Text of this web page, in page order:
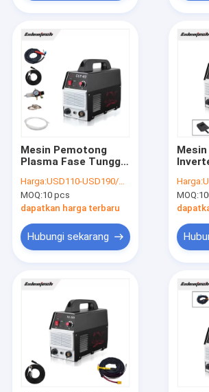
Mesin Pemotong
Plasma Fase Tunggal
MOSFET inverter
Harga:USD110-USD190/PC
MOQ:10 pcs
dapatkan harga terbaru
Hubungi sekarang
Mesin
Fase
Harga:
MOQ: